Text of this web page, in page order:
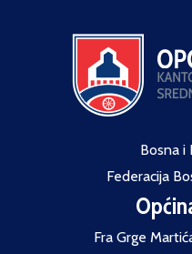
Bosna i
Federacija
Fra Grge